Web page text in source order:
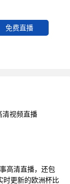
免费直播
清视频直播
高清直播，还包
时更新的欧洲杯比